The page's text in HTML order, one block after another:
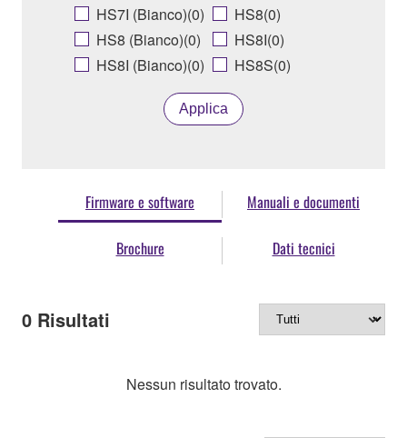
HS7I (Bianco)(0)
HS8(0)
HS8 (Bianco)(0)
HS8I(0)
HS8I (Bianco)(0)
HS8S(0)
Applica
Firmware e software Manuali e documenti
Brochure Dati tecnici
0 Risultati
Nessun risultato trovato.